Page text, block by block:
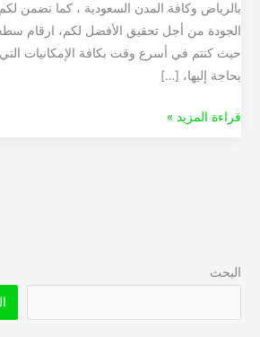
بالرياض وكافة المدن السعودية ، كما تضمن
الجودة من أجل تحقيق الأفضل لكم، ارقام
حيث كنتم في أسرع وقت بكافة الإمكانيات
بحاجة إليها، […]
قراءة المزيد »
البحث